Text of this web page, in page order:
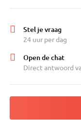
Stel je vraag
24 uur per dag
Open de chat
Direct antwoord